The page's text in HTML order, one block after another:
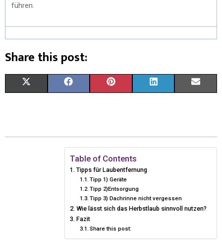
führen.
Share this post:
W E
B
O
O
K
T
E
R
E
S
T
K
N
I
Table of Contents
Tipps für Laubentfernung
Tipp 1) Geräte
Tipp 2)Entsorgung
Tipp 3) Dachrinne nicht vergessen
Wie lässt sich das Herbstlaub sinnvoll nutzen?
Fazit
Share this post: